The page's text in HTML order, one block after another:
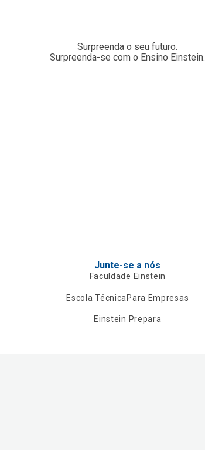
Surpreenda o seu futuro.
Surpreenda-se com o Ensino Einstein.
Junte-se a nós
Faculdade Einstein
Escola Técnica Para Empresas
Einstein Prepara